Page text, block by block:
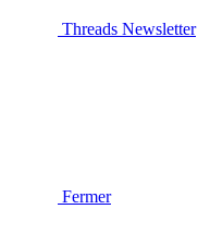
Threads Newsletter
Fermer